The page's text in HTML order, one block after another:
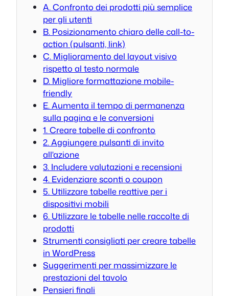
A. Confronto dei prodotti più semplice
per gli utenti
B. Posizionamento chiaro delle call-to-
action (pulsanti, link)
C. Miglioramento del layout visivo
rispetto al testo normale
D. Migliore formattazione mobile-
friendly
E. Aumenta il tempo di permanenza
sulla pagina e le conversioni
1. Creare tabelle di confronto
2. Aggiungere pulsanti di invito
all'azione
3. Includere valutazioni e recensioni
4. Evidenziare sconti o coupon
5. Utilizzare tabelle reattive per i
dispositivi mobili
6. Utilizzare le tabelle nelle raccolte di
prodotti
Strumenti consigliati per creare tabelle
in WordPress
Suggerimenti per massimizzare le
prestazioni del tavolo
Pensieri finali